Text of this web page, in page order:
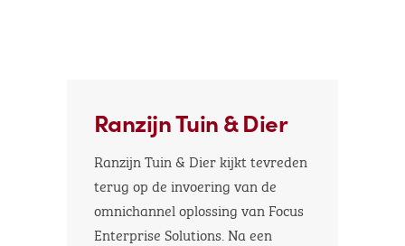
Ranzijn Tuin & Dier
Ranzijn Tuin & Dier kijkt tevreden
terug op de invoering van de
omnichannel oplossing van Focus
Enterprise Solutions. Na een